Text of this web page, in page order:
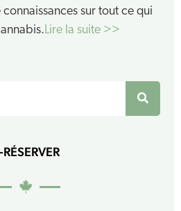
sur tout ce qui
Lire la suite >>
RÉSERVER